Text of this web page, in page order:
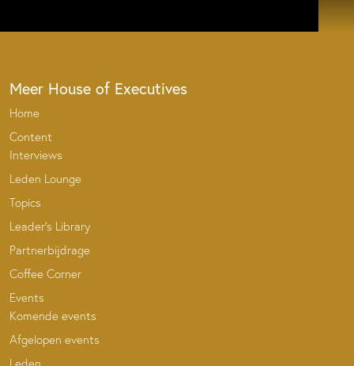
Meer House of Executives
Home
Content
Interviews
Leden Lounge
Topics
Leader’s Library
Partnerbijdrage
Coffee Corner
Events
Komende events
Afgelopen events